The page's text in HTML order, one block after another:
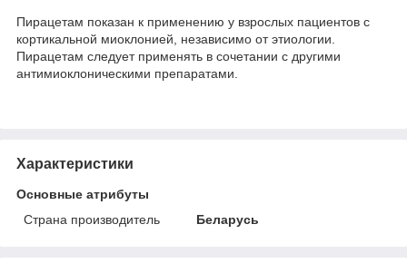
Пирацетам показан к применению у взрослых пациентов с
кортикальной миоклонией, независимо от этиологии.
Пирацетам следует применять в сочетании с другими
антимиоклоническими препаратами.
Характеристики
Основные атрибуты
Страна производитель
Беларусь